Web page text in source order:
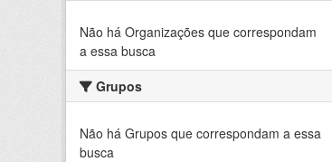
Não há Organizações que correspondam
a essa busca
Grupos
Não há Grupos que correspondam a essa
busca